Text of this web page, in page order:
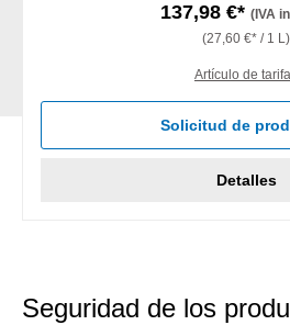
137,98 €* (IVA
(27,60 €* / 1 L)
Artículo de
Solicitud de
Detalles
Seguridad de los